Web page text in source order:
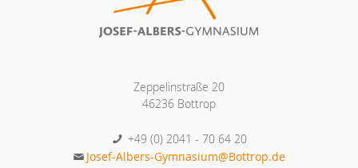
Zeppelinstraße 20
46236 Bottrop
+49 (0) 2041 - 70 64 20
Josef-Albers-Gymnasium@Bottrop.de